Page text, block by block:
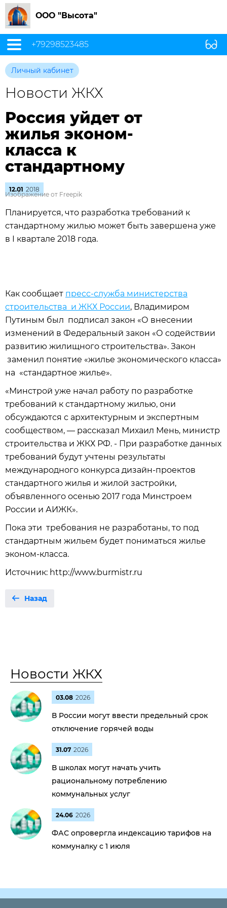
ООО "Высота"
+79298523485
Личный кабинет
Новости ЖКХ
Россия уйдет от
жилья эконом-
класса к
стандартному
12.01 2018
Изображение от Freepik
Планируется, что разработка требований к
стандартному жилью может быть завершена уже
в I квартале 2018 года.
Как сообщает пресс-служба министерства
строительства и ЖКХ России, Владимиром
Путиным был подписал закон «О внесении
изменений в Федеральный закон «О содействии
развитию жилищного строительства». Закон
заменил понятие «жилье экономического класса»
на «стандартное жилье».
«Минстрой уже начал работу по разработке
требований к стандартному жилью, они
обсуждаются с архитектурным и экспертным
сообществом, — рассказал Михаил Мень, министр
строительства и ЖКХ РФ. - При разработке данных
требований будут учтены результаты
международного конкурса дизайн-проектов
стандартного жилья и жилой застройки,
объявленного осенью 2017 года Минстроем
России и АИЖК».
Пока эти требования не разработаны, то под
стандартным жильем будет пониматься жилье
эконом-класса.
Источник: http://www.burmistr.ru
Назад
Новости ЖКХ
03.08 2026
В России могут ввести предельный срок
отключение горячей воды
31.07 2026
В школах могут начать учить
рациональному потреблению
коммунальных услуг
24.06 2026
ФАС опровергла индексацию тарифов на
коммуналку с 1 июля